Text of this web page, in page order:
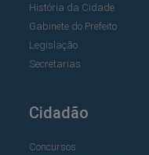
História da Cidade
Gabinete do Prefeito
Legislação
Secretarias
Cidadão
Concursos